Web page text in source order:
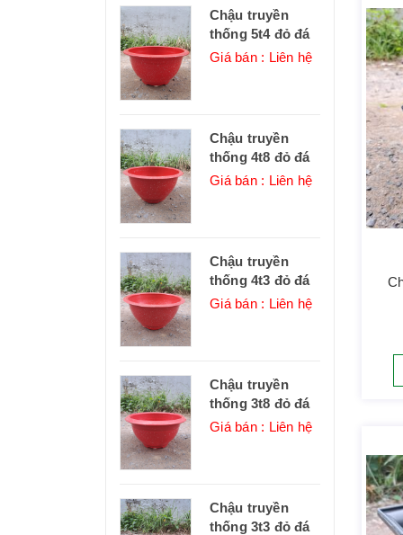
Chậu truyền
thống 5t4 đỏ đá
Giá bán : Liên hệ
Chậu truyền
thống 4t8 đỏ đá
Giá bán : Liên hệ
Chậu truyền
thống 4t3 đỏ đá
Giá bán : Liên hệ
Chậu truyền
thống 3t8 đỏ đá
Giá bán : Liên hệ
Chậu truyền
thống 3t3 đỏ đá